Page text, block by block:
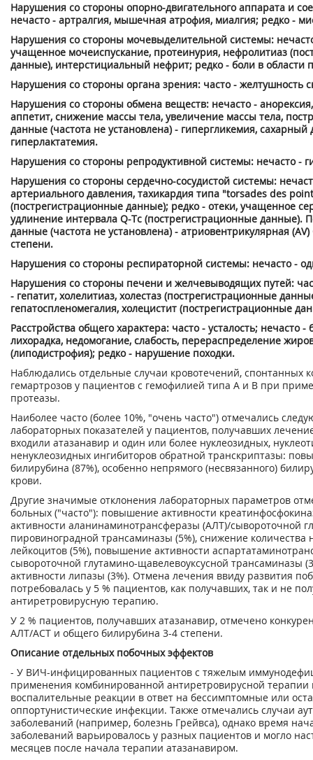
Нарушения со стороны опорно-двигательного аппарата и
нечасто - артралгия, мышечная атрофия, миалгия; редко -
Нарушения со стороны мочевыделительной системы:
учащенное мочеиспускание, протеинурия, нефролитиаз
данные), интерстициальный нефрит; редко - боли в области
Нарушения со стороны органа зрения: часто - желтушность
Нарушения со стороны обмена веществ: нечасто -
аппетит, снижение массы тела, увеличение массы тела,
данные (частота не установлена) - гипергликемия, сахарный
гиперлактатемия.
Нарушения со стороны репродуктивной системы: нечасто -
Нарушения со стороны сердечно-сосудистой системы:
артериального давления, тахикардия типа "torsades des
(пострегистрационные данные); редко - отеки, учащенное
удлинение интервала Q-Tc (пострегистрационные данные).
данные (частота не установлена) - атриовентрикулярная
степени.
Нарушения со стороны респираторной системы: нечасто -
Нарушения со стороны печени и желчевыводящих путей:
- гепатит, холелитиаз, холестаз (пострегистрационные
гепатоспленомегалия, холецистит (пострегистрационные
Расстройства общего характера: часто - усталость; нечасто -
лихорадка, недомогание, слабость, перераспределение
(липодистрофия); редко - нарушение походки.
Наблюдались отдельные случаи кровотечений, спонтанных
гемартрозов у пациентов с гемофилией типа А и В при
протеазы.
Наиболее часто (более 10%, "очень часто") отмечались
лабораторных показателей у пациентов, получавших
входили атазанавир и один или более нуклеозидных,
ненуклеозидных ингибиторов обратной транскриптазы:
билирубина (87%), особенно непрямого (несвязанного)
крови.
Другие значимые отклонения лабораторных параметров
больных ("часто"): повышение активности
активности аланинаминотрансферазы (АЛТ)/сывороточной
пировиноградной трансаминазы (5%), снижение количества
лейкоцитов (5%), повышение активности
сывороточной глутамино-щавелевоуксусной трансаминазы
активности липазы (3%). Отмена лечения ввиду развития
потребовалась у 5 % пациентов, как получавших, так и не
антиретровирусную терапию.
У 2 % пациентов, получавших атазанавир, отмечено
АЛТ/АСТ и общего билирубина 3-4 степени.
Описание отдельных побочных эффектов
- У ВИЧ-инфицированных пациентов с тяжелым
применения комбинированной антиретровирусной терапии
воспалительные реакции в ответ на бессимптомные или
оппортунистические инфекции. Также отмечались случаи
заболеваний (например, болезнь Грейвса), однако время
заболеваний варьировалось у разных пациентов и могло
месяцев после начала терапии атазанавиром.